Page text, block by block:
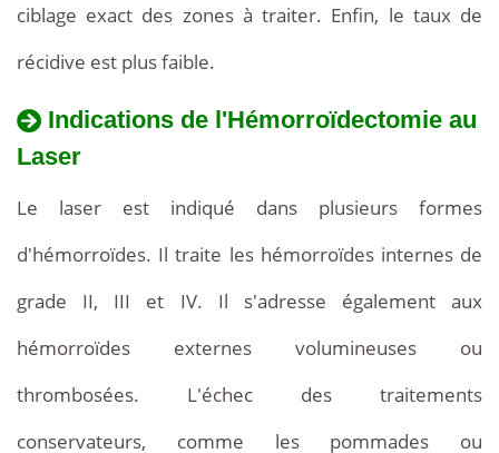
ciblage exact des zones à traiter. Enfin, le taux de
récidive est plus faible.
Indications de l'Hémorroïdectomie au
Laser
Le laser est indiqué dans plusieurs formes
d'hémorroïdes. Il traite les hémorroïdes internes de
grade II, III et IV. Il s'adresse également aux
hémorroïdes externes volumineuses ou
thrombosées. L'échec des traitements
conservateurs, comme les pommades ou